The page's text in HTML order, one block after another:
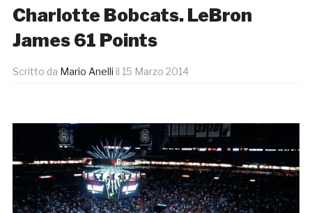
Charlotte Bobcats. LeBron
James 61 Points
Scritto da Mario Anelli il 15 Marzo 2014